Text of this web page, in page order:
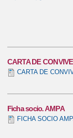
CARTA DE
CARTA DE
Ficha socio. AMPA
FICHA SOCIO